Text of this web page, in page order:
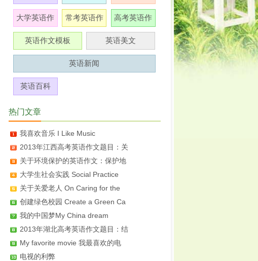
文
文
文
大学英语作
文
常考英语作
文
高考英语作
文
英语作文模板 英语美文
英语新闻
英语百科
热门文章
我喜欢音乐 I Like Music
2013年江西高考英语作文题目：关
关于环境保护的英语作文：保护地
大学生社会实践 Social Practice
关于关爱老人 On Caring for the
创建绿色校园 Create a Green Ca
我的中国梦My China dream
2013年湖北高考英语作文题目：结
My favorite movie 我最喜欢的电
电视的利弊